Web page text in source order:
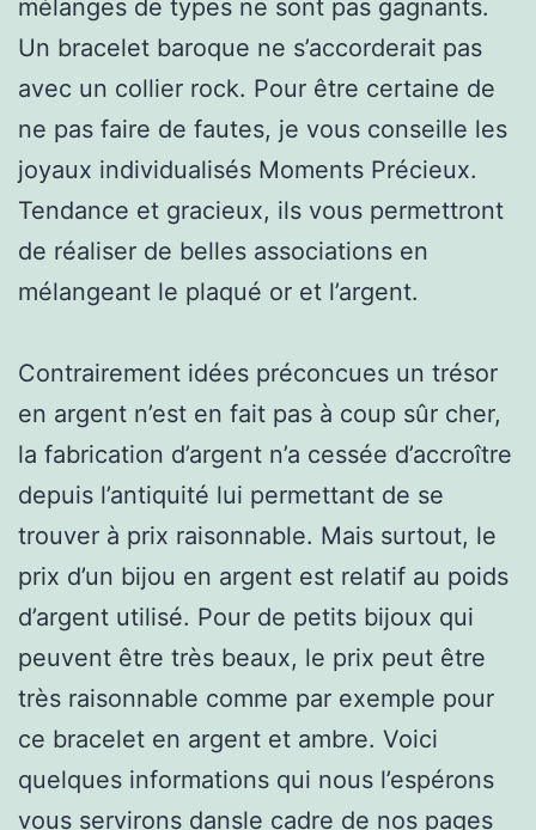
mélanges de types ne sont pas gagnants.
Un bracelet baroque ne s’accorderait pas
avec un collier rock. Pour être certaine de
ne pas faire de fautes, je vous conseille les
joyaux individualisés Moments Précieux.
Tendance et gracieux, ils vous permettront
de réaliser de belles associations en
mélangeant le plaqué or et l’argent.
Contrairement idées préconcues un trésor
en argent n’est en fait pas à coup sûr cher,
la fabrication d’argent n’a cessée d’accroître
depuis l’antiquité lui permettant de se
trouver à prix raisonnable. Mais surtout, le
prix d’un bijou en argent est relatif au poids
d’argent utilisé. Pour de petits bijoux qui
peuvent être très beaux, le prix peut être
très raisonnable comme par exemple pour
ce bracelet en argent et ambre. Voici
quelques informations qui nous l’espérons
vous servirons dansle cadre de nos pages